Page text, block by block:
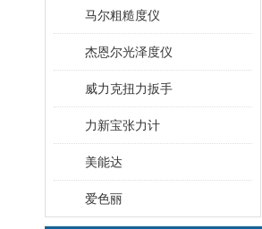
马尔粗糙度仪
杰恩尔光泽度仪
威力克扭力扳手
力新宝张力计
美能达
爱色丽